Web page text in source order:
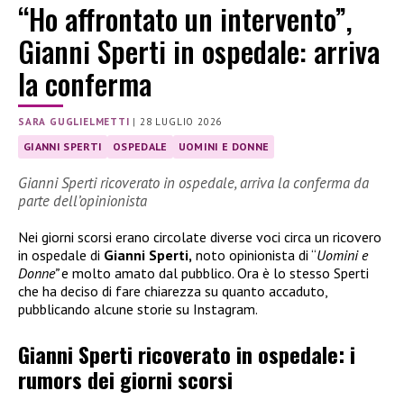
“Ho affrontato un intervento”,
Gianni Sperti in ospedale: arriva
la conferma
SARA GUGLIELMETTI |28 LUGLIO 2026
GIANNI SPERTI OSPEDALE UOMINI E DONNE
Gianni Sperti ricoverato in ospedale, arriva la conferma da
parte dell’opinionista
Nei giorni scorsi erano circolate diverse voci circa un ricovero
in ospedale di Gianni Sperti, noto opinionista di “Uomini e
Donne”e molto amato dal pubblico. Ora è lo stesso Sperti
che ha deciso di fare chiarezza su quanto accaduto,
pubblicando alcune storie su Instagram.
Gianni Sperti ricoverato in ospedale: i
rumors dei giorni scorsi